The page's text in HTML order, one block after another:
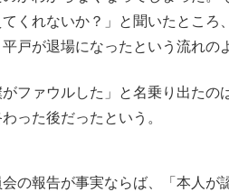
くれないか？」と聞いたところ
戸が退場になったという流れの
ファウルした」と名乗り出たの
った後だったという。
の報告が事実ならば、「本人が